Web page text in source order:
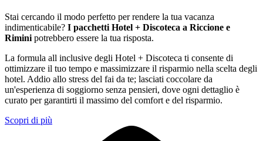
Stai cercando il modo perfetto per rendere la tua vacanza
indimenticabile? I pacchetti Hotel + Discoteca a Riccione e
Rimini potrebbero essere la tua risposta.
La formula all inclusive degli Hotel + Discoteca ti consente di
ottimizzare il tuo tempo e massimizzare il risparmio nella scelta degli
hotel. Addio allo stress del fai da te; lasciati coccolare da
un'esperienza di soggiorno senza pensieri, dove ogni dettaglio è
curato per garantirti il massimo del comfort e del risparmio.
Scopri di più